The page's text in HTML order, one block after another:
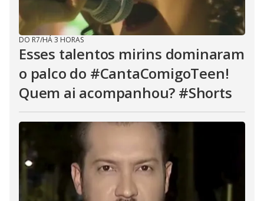
DO R7/HÁ 3 HORAS
Esses talentos mirins dominaram
o palco do #CantaComigoTeen!
Quem ai acompanhou? #Shorts